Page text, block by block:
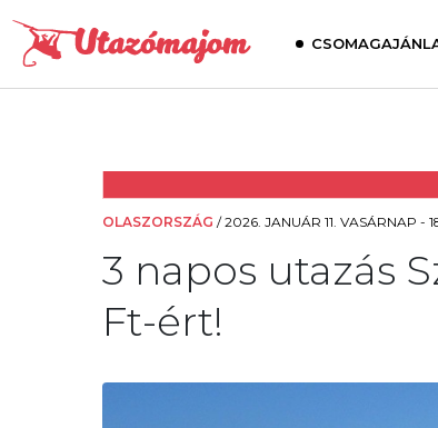
OLASZORSZÁG /2026. JANUÁR 11. VASÁRNAP -
3 napos utazás
Ft-ért!